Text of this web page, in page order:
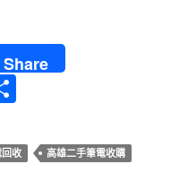
服務？青蘋果3C專家來
Share
收
高雄二手筆電收購